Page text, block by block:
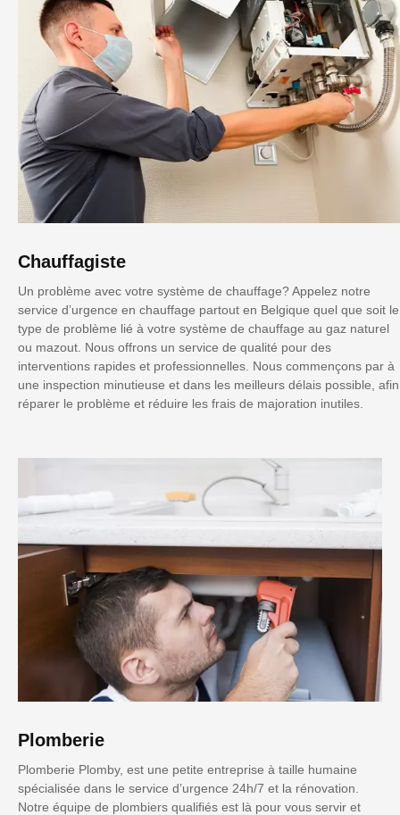
Chauffagiste
Un problème avec votre système de chauffage? Appelez notre
service d’urgence en chauffage partout en Belgique quel que soit le
type de problème lié à votre système de chauffage au gaz naturel
ou mazout. Nous offrons un service de qualité pour des
interventions rapides et professionnelles. Nous commençons par à
une inspection minutieuse et dans les meilleurs délais possible, afin
réparer le problème et réduire les frais de majoration inutiles.
Plomberie
Plomberie Plomby, est une petite entreprise à taille humaine
spécialisée dans le service d’urgence 24h/7 et la rénovation.
Notre équipe de plombiers qualifiés est là pour vous servir et